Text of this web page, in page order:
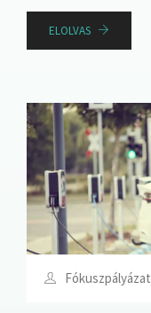
ELOLVAS
Fókuszpályázat